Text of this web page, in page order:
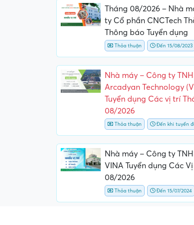
Tháng 08/2026 – Nhà
ty Cổ phần CNCTech
Thông báo Tuyển dụng
Thỏa thuận Đến 15/08/2023
Nhà máy – Công ty
Arcadyan Technology
Tuyển dụng Các vị trí
08/2026
Thỏa thuận Đến khi tuyển
Nhà máy – Công ty
VINA Tuyển dụng Các
08/2026
Thỏa thuận Đến 15/07/2024